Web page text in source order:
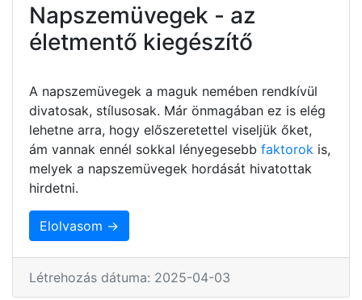
Napszemüvegek - az
életmentő kiegészítő
A napszemüvegek a maguk nemében rendkívül
divatosak, stílusosak. Már önmagában ez is elég
lehetne arra, hogy előszeretettel viseljük őket,
ám vannak ennél sokkal lényegesebb faktorok is,
melyek a napszemüvegek hordását hivatottak
hirdetni.
Elolvasom →
Létrehozás dátuma: 2025-04-03